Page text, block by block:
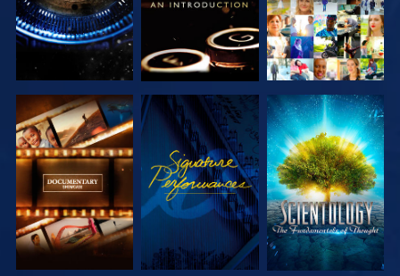
VERKEN DE
SERIE
KIJK
VERKEN DE
SERIE